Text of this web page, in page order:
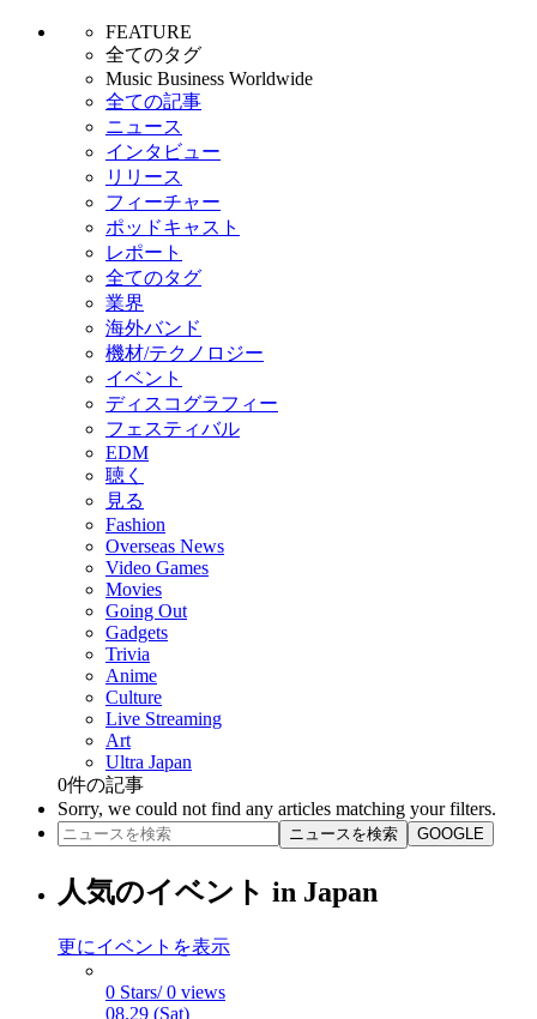
FEATURE
全てのタグ
Music Business Worldwide
全ての記事
ニュース
インタビュー
リリース
フィーチャー
ポッドキャスト
レポート
全てのタグ
業界
海外バンド
機材/テクノロジー
イベント
ディスコグラフィー
フェスティバル
EDM
聴く
見る
Fashion
Overseas News
Video Games
Movies
Going Out
Gadgets
Trivia
Anime
Culture
Live Streaming
Art
Ultra Japan
0件の記事
Sorry, we could not find any articles matching your filters.
ニュースを検索 GOOGLE
人気のイベント in Japan
更にイベントを表示
0 Stars/ 0 views
08.29 (Sat)